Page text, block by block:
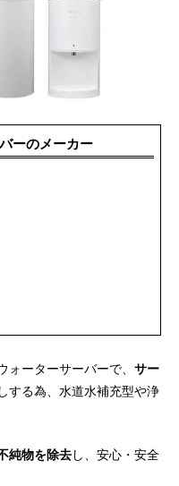
ーのメーカー
ーターサーバーで、 サー
する為、水道水補充型や浄
純物を除去し、安心・安全